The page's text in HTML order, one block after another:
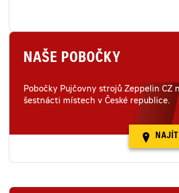
NAŠE POBOČKY
Pobočky Pujčovny strojů Zeppelin CZ
šestnácti místech v České republice.
NAJÍT